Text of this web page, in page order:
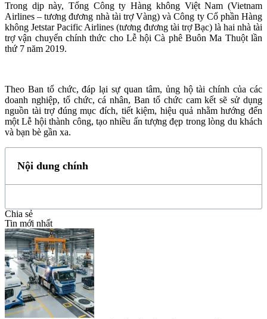
Trong dịp này, Tổng Công ty Hàng không Việt Nam (Vietnam
Airlines – tương đương nhà tài trợ Vàng) và Công ty Cổ phần Hàng
không Jetstar Pacific Airlines (tương đương tài trợ Bạc) là hai nhà tài
trợ vận chuyển chính thức cho Lễ hội Cà phê Buôn Ma Thuột lần
thứ 7 năm 2019.
Theo Ban tổ chức, đáp lại sự quan tâm, ủng hộ tài chính của các
doanh nghiệp, tổ chức, cá nhân, Ban tổ chức cam kết sẽ sử dụng
nguồn tài trợ đúng mục đích, tiết kiệm, hiệu quả nhằm hướng đến
một Lễ hội thành công, tạo nhiều ấn tượng đẹp trong lòng du khách
và bạn bè gần xa.
Nội dung chính
Chia sẻ
Tin mới nhất